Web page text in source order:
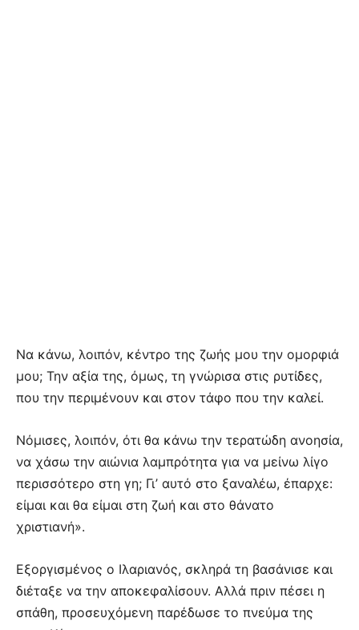
Να κάνω, λοιπόν, κέντρο της ζωής μου την ομορφιά
μου; Την αξία της, όμως, τη γνώρισα στις ρυτίδες,
που την περιμένουν και στον τάφο που την καλεί.
Νόμισες, λοιπόν, ότι θα κάνω την τερατώδη ανοησία,
να χάσω την αιώνια λαμπρότητα για να μείνω λίγο
περισσότερο στη γη; Γι’ αυτό στο ξαναλέω, έπαρχε:
είμαι και θα είμαι στη ζωή και στο θάνατο
χριστιανή».
Εξοργισμένος ο Ιλαριανός, σκληρά τη βασάνισε και
διέταξε να την αποκεφαλίσουν. Αλλά πριν πέσει η
σπάθη, προσευχόμενη παρέδωσε το πνεύμα της